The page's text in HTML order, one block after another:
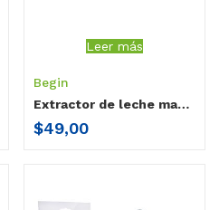
Leer más
Begin
Extractor de leche manos libres-pro
$49,00